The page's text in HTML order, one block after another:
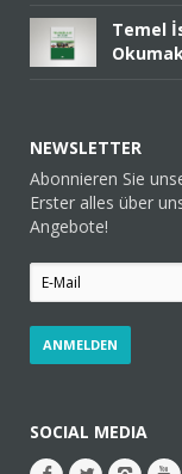
Temel
NEWSLETTER
Abonnieren Sie
Erster alles über
Angebote!
SOCIAL MEDIA